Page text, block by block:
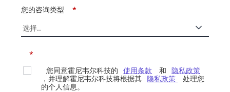
*
您的咨询类型
*
您同意霍尼韦尔科技的 使用条款 和 隐私政策
，并理解霍尼韦尔科技将根据其 隐私政策
处理您
的个人信息。